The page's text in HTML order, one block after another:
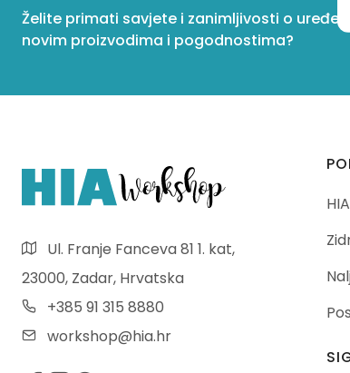
Želite primati savjete i zanimljivosti o
novim proizvodima i pogodnostima?
Ul. Franje Fanceva 81 1. kat,
23000, Zadar, Hrvatska
+385 91 315 8880
workshop@hia.hr